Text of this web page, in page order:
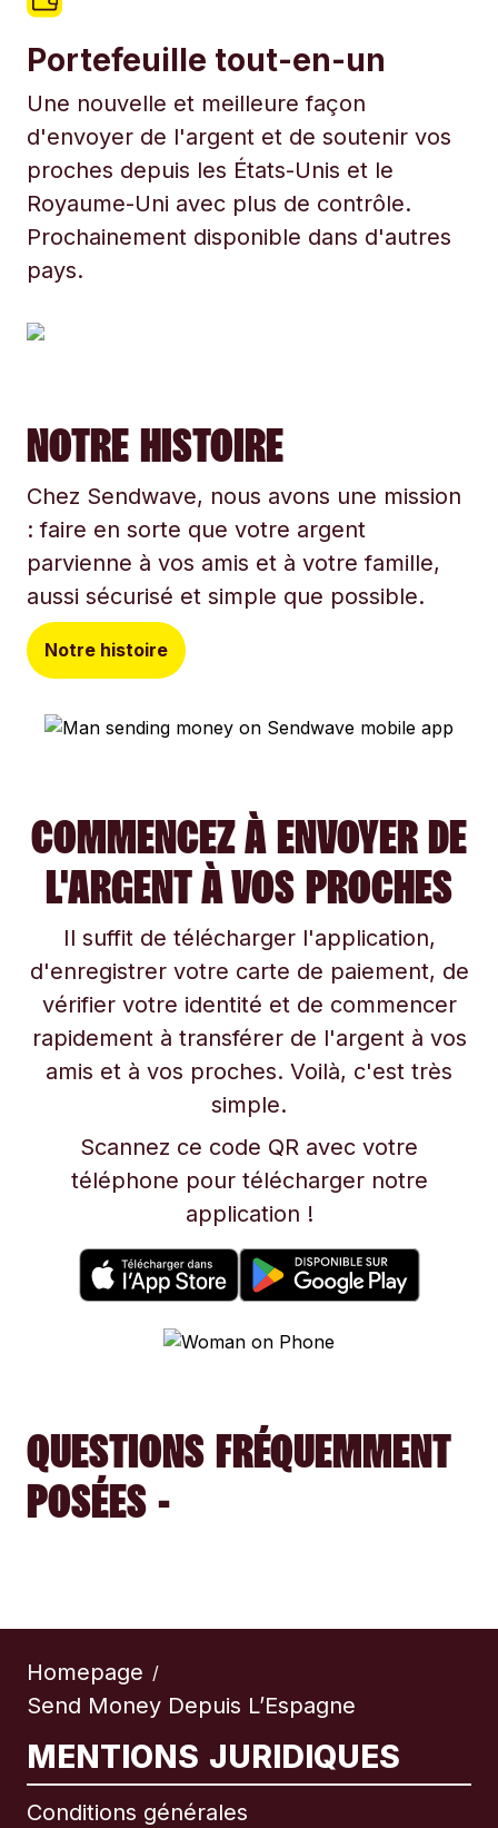
Portefeuille tout-en-un
Une nouvelle et meilleure façon
d'envoyer de l'argent et de soutenir vos
proches depuis les États-Unis et le
Royaume-Uni avec plus de contrôle.
Prochainement disponible dans d'autres
pays.
NOTRE HISTOIRE
Chez Sendwave, nous avons une mission
: faire en sorte que votre argent
parvienne à vos amis et à votre famille,
aussi sécurisé et simple que possible.
Notre histoire
COMMENCEZ À ENVOYER DE
L'ARGENT À VOS PROCHES
Il suffit de télécharger l'application,
d'enregistrer votre carte de paiement, de
vérifier votre identité et de commencer
rapidement à transférer de l'argent à vos
amis et à vos proches. Voilà, c'est très
simple.
Scannez ce code QR avec votre
téléphone pour télécharger notre
application !
QUESTIONS FRÉQUEMMENT
POSÉES -
Homepage /
Send Money Depuis L’Espagne
MENTIONS JURIDIQUES
Conditions générales